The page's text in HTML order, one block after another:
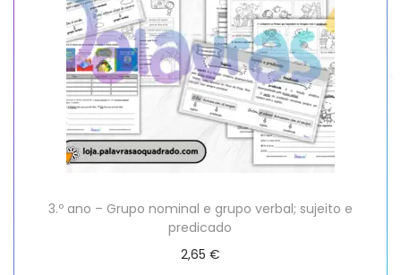
3.º ano – Grupo nominal e grupo verbal; sujeito e
predicado
2,65 €